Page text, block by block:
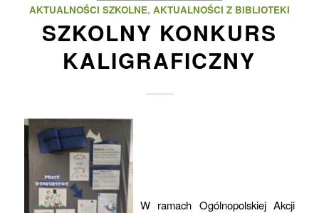
AKTUALNOŚCI SZKOLNE, AKTUALNOŚCI Z BIBLIOTEKI
SZKOLNY KONKURS
KALIGRAFICZNY
W ramach Ogólnopolskiej Akcji